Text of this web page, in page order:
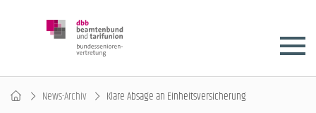
News-Archiv Klare Absage an Einheitsversicherung